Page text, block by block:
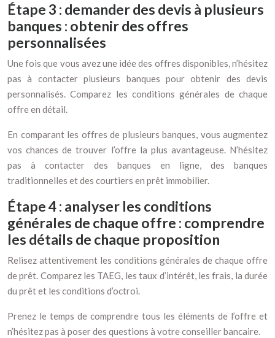
Étape 3 : demander des devis à plusieurs
banques : obtenir des offres
personnalisées
Une fois que vous avez une idée des offres disponibles, n’hésitez
pas à contacter plusieurs banques pour obtenir des devis
personnalisés. Comparez les conditions générales de chaque
offre en détail.
En comparant les offres de plusieurs banques, vous augmentez
vos chances de trouver l’offre la plus avantageuse. N’hésitez
pas à contacter des banques en ligne, des banques
traditionnelles et des courtiers en prêt immobilier.
Étape 4 : analyser les conditions
générales de chaque offre : comprendre
les détails de chaque proposition
Relisez attentivement les conditions générales de chaque offre
de prêt. Comparez les TAEG, les taux d’intérêt, les frais, la durée
du prêt et les conditions d’octroi.
Prenez le temps de comprendre tous les éléments de l’offre et
n’hésitez pas à poser des questions à votre conseiller bancaire.